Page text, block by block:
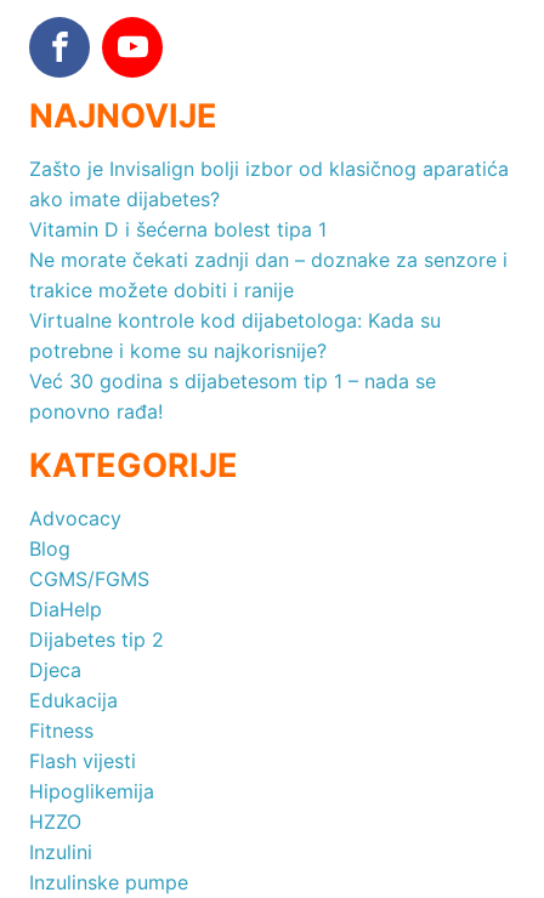
NAJNOVIJE
Zašto je Invisalign bolji izbor od klasičnog aparatića
ako imate dijabetes?
Vitamin D i šećerna bolest tipa 1
Ne morate čekati zadnji dan – doznake za senzore i
trakice možete dobiti i ranije
Virtualne kontrole kod dijabetologa: Kada su
potrebne i kome su najkorisnije?
Već 30 godina s dijabetesom tip 1 – nada se
ponovno rađa!
KATEGORIJE
Advocacy
Blog
CGMS/FGMS
DiaHelp
Dijabetes tip 2
Djeca
Edukacija
Fitness
Flash vijesti
Hipoglikemija
HZZO
Inzulini
Inzulinske pumpe